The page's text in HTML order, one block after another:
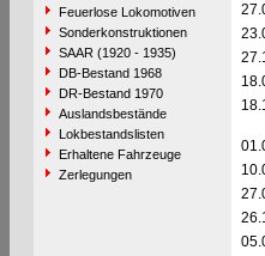
Feuerlose Lokomotiven
Sonderkonstruktionen
SAAR (1920 - 1935)
DB-Bestand 1968
DR-Bestand 1970
Auslandsbestände
Lokbestandslisten
Erhaltene Fahrzeuge
Zerlegungen